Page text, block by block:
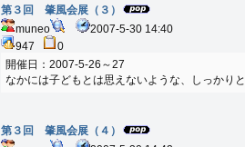
第３回 肇風会展（３）
muneo
2007-5-30 14:40
947
0
開催日：2007-5-26～27
なかには子どもとは思えないような、しっかり
第３回 肇風会展（４）